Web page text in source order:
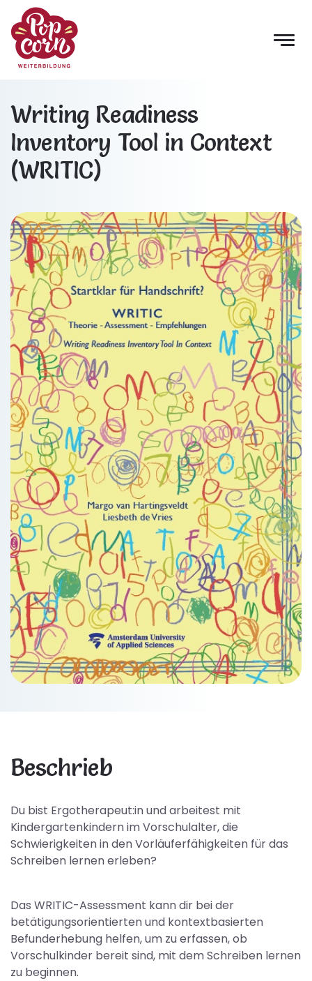
Writing Readiness
Inventory Tool in Context
(WRITIC)
Beschrieb
Du bist Ergotherapeut:in und arbeitest mit
Kindergartenkindern im Vorschulalter, die
Schwierigkeiten in den Vorläuferfähigkeiten für das
Schreiben lernen erleben?
Das WRITIC-Assessment kann dir bei der
betätigungsorientierten und kontextbasierten
Befunderhebung helfen, um zu erfassen, ob
Vorschulkinder bereit sind, mit dem Schreiben lernen
zu beginnen.